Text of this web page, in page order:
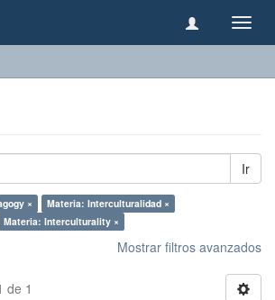
Ir
×
Materia: Interculturalidad ×
Materia: Interculturality ×
Mostrar filtros avanzados
de 1